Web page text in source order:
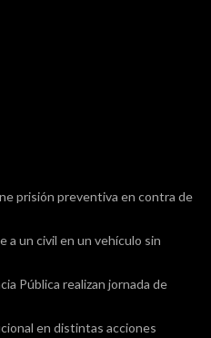
prisión preventiva en contra de
un civil en un vehículo sin
Pública realizan jornada de
en distintas acciones